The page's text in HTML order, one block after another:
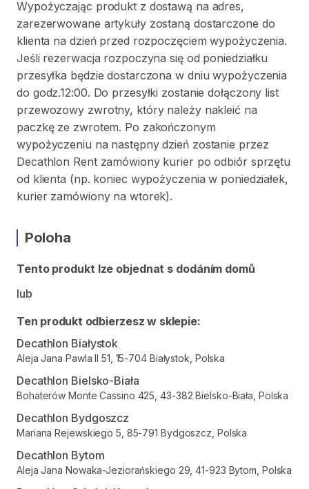
Wypożyczając produkt z dostawą na adres,
zarezerwowane artykuły zostaną dostarczone do
klienta na dzień przed rozpoczęciem wypożyczenia.
Jeśli rezerwacja rozpoczyna się od poniedziałku
przesyłka będzie dostarczona w dniu wypożyczenia
do godz.12:00. Do przesyłki zostanie dołączony list
przewozowy zwrotny, który należy nakleić na
paczkę ze zwrotem. Po zakończonym
wypożyczeniu na następny dzień zostanie przez
Decathlon Rent zamówiony kurier po odbiór sprzętu
od klienta (np. koniec wypożyczenia w poniedziałek,
kurier zamówiony na wtorek).
Poloha
Tento produkt lze objednat s dodáním domů
lub
Ten produkt odbierzesz w sklepie:
Decathlon Białystok
Aleja Jana Pawla II 51, 15-704 Białystok, Polska
Decathlon Bielsko-Biała
Bohaterów Monte Cassino 425, 43-382 Bielsko-Biała, Polska
Decathlon Bydgoszcz
Mariana Rejewskiego 5, 85-791 Bydgoszcz, Polska
Decathlon Bytom
Aleja Jana Nowaka-Jeziorańskiego 29, 41-923 Bytom, Polska